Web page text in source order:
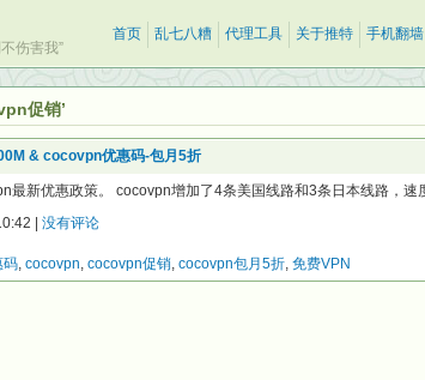
伤害我”
首页 乱七八糟 代理工具 关于推特 手机翻墙
促销’
& cocovpn优惠码-包月5折
最新优惠政策。 cocovpn增加了4条美国线路和3条日本线路，
| 没有评论
码, cocovpn, cocovpn促销, cocovpn包月5折, 免费VPN